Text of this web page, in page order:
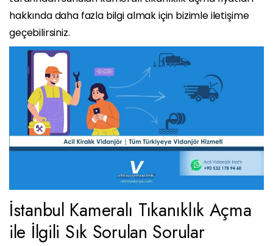
hakkında daha fazla bilgi almak için bizimle iletişime
geçebilirsiniz.
İstanbul Kameralı Tıkanıklık Açma
ile İlgili Sık Sorulan Sorular